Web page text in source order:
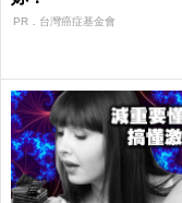
PR．台灣癌症基金會